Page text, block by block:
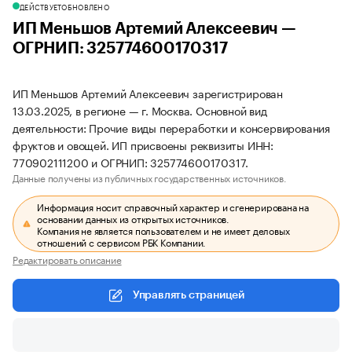
ДЕЙСТВУЕТОБНОВЛЕНО
ИП Меньшов Артемий Алексеевич —
ОГРНИП: 325774600170317
ИП Меньшов Артемий Алексеевич зарегистрирован
13.03.2025, в регионе — г. Москва. Основной вид
деятельности: Прочие виды переработки и консервирования
фруктов и овощей. ИП присвоены реквизиты ИНН:
770902111200 и ОГРНИП: 325774600170317.
Данные получены из публичных государственных источников.
Информация носит справочный характер и сгенерирована на
основании данных из открытых источников.
Компания не является пользователем и не имеет деловых
отношений с сервисом РБК Компании.
Редактировать описание
Управлять страницей